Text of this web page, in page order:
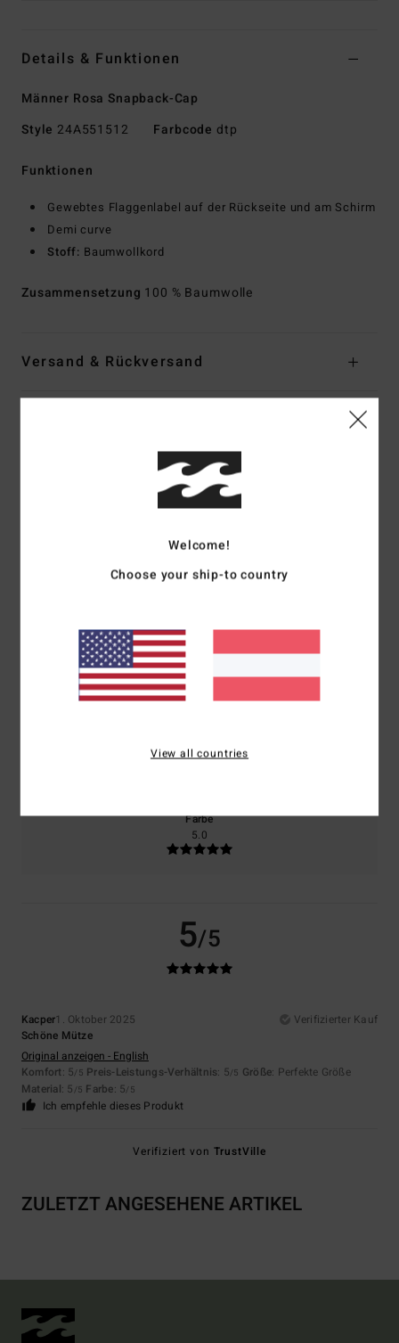
Details & Funktionen
Männer Rosa Snapback-Cap
Style 24A551512 Farbcode dtp
Funktionen
Gewebtes Flaggenlabel auf der Rückseite und am Schirm
Demi curve
Stoff: Baumwollkord
Zusammensetzung 100 % Baumwolle
Versand & Rückversand
Durchschnittliche Bewertung
5.0/5
Komfort
5.0
5.0
Farbe
5.0
5/5
Kacper1. Oktober 2025
Verifizierter Kauf
Schöne Mütze
Original anzeigen - English
Komfort: 5/5 Preis-Leistungs-Verhältnis: 5/5 Größe: Perfekte Größe
Material: 5 /5 Farbe: 5/5
Ich empfehle dieses Produkt
Verifiziert von TrustVille
ZULETZT ANGESEHENE ARTIKEL
Welcome!
Choose your ship-to country
View all countries